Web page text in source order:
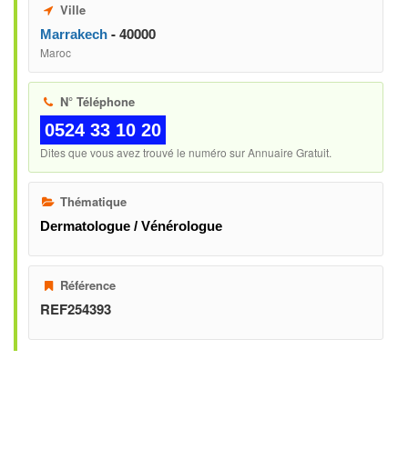
Ville
Marrakech - 40000
Maroc
N° Téléphone
0524 33 10 20
Dites que vous avez trouvé le numéro sur Annuaire Gratuit.
Thématique
Dermatologue / Vénérologue
Référence
REF254393